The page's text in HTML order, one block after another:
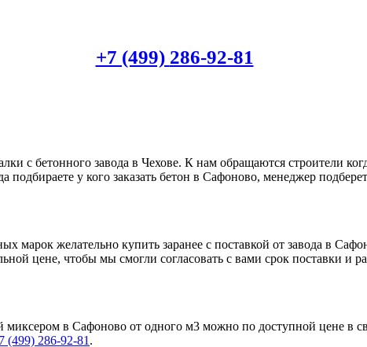
+7 (499) 286-92-81
с бетонного завода в Чехове. К нам обращаются строители
подбираете у кого заказать бетон в Сафоново, менеджер
желательно купить заранее с поставкой от завода в
цене, чтобы мы смогли согласовать с вами срок поставки и
миксером в Сафоново от одного м3 можно по доступной цене
(499) 286-92-81 .